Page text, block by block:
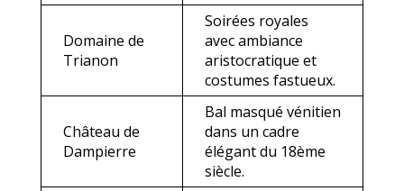
Domaine de
Trianon
Soirées royales
avec ambiance
aristocratique et
costumes fastueux.
Château de
Dampierre
Bal masqué vénitien
dans un cadre
élégant du 18ème
siècle.